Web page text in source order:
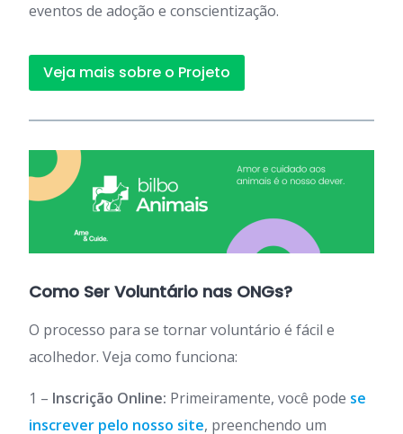
eventos de adoção e conscientização.
Veja mais sobre o Projeto
Como Ser Voluntário nas ONGs?
O processo para se tornar voluntário é fácil e
acolhedor. Veja como funciona:
1 – Inscrição Online: Primeiramente, você pode se
inscrever pelo nosso site, preenchendo um